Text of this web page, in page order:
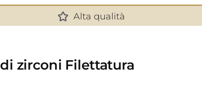
✕
Alta qualità
zirconi Filettatura